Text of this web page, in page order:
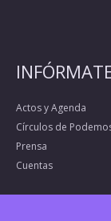
Actos y Agenda
Círculos de
Prensa
Cuentas